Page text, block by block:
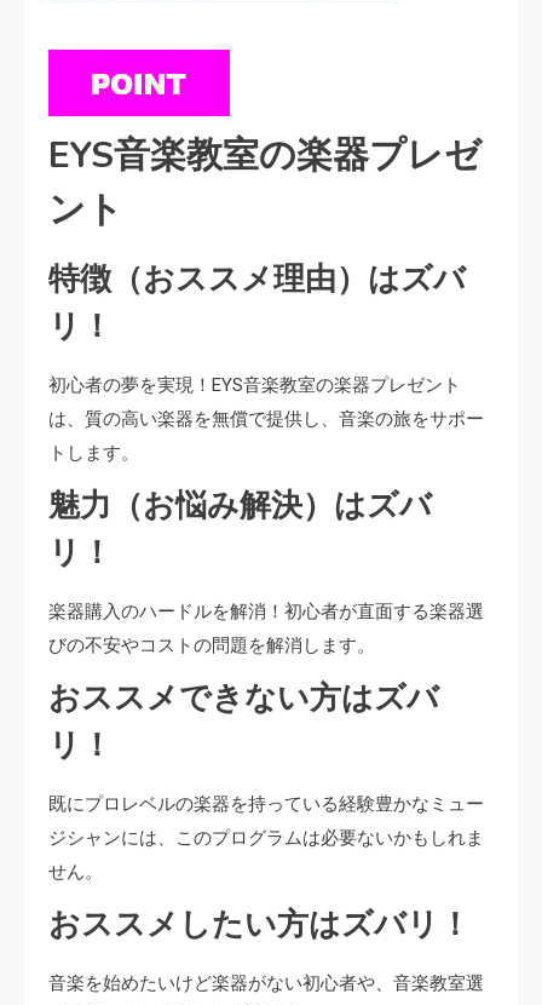
EYS音楽教室の楽器プレゼ
ント
特徴（おススメ理由）はズバ
リ！
初心者の夢を実現！EYS音楽教室の楽器プレゼント
は、質の高い楽器を無償で提供し、音楽の旅をサポー
トします。
魅力（お悩み解決）はズバ
リ！
楽器購入のハードルを解消！初心者が直面する楽器選
びの不安やコストの問題を解消します。
おススメできない方はズバ
リ！
既にプロレベルの楽器を持っている経験豊かなミュー
ジシャンには、このプログラムは必要ないかもしれま
せん。
おススメしたい方はズバリ！
音楽を始めたいけど楽器がない初心者や、音楽教室選